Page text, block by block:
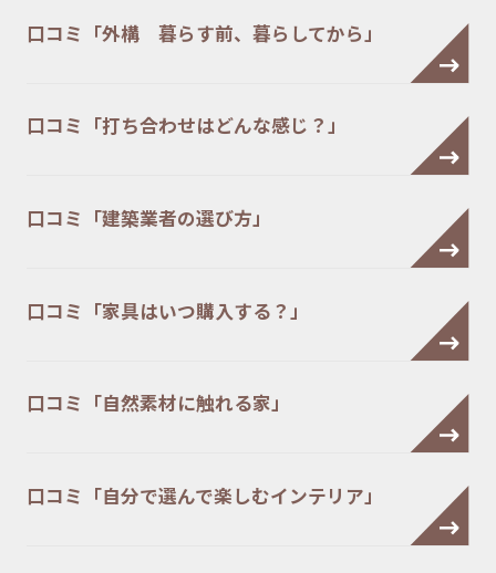
口コミ「外構 暮らす前、暮らしてから」
口コミ「打ち合わせはどんな感じ？」
口コミ「建築業者の選び方」
口コミ「家具はいつ購入する？」
口コミ「自然素材に触れる家」
口コミ「自分で選んで楽しむインテリア」